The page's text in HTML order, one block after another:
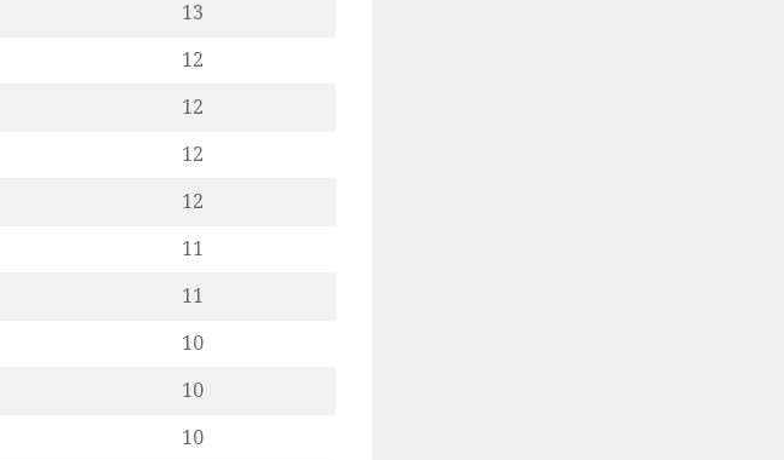
13
12
12
12
12
11
11
10
10
10